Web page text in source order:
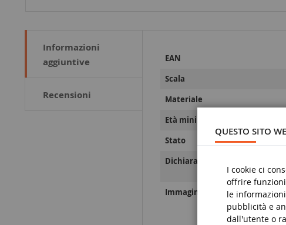
Informazioni
aggiuntive
Recensioni
Informazioni
EAN
Scala
Materiale
Età minima
Stato
Dichiarazioni sulla sicurezza
Immagini relative alla
QUESTO SITO
I cookie ci
offrire
le
pubblicità e
dall'utente o